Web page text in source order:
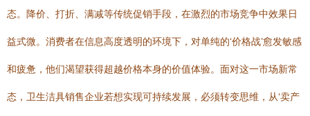
态。降价、打折、满减等传统促销手段，在激烈的市场竞争中效果日
益式微。消费者在信息高度透明的环境下，对单纯的‘价格战’愈发敏感
和疲惫，他们渴望获得超越价格本身的价值体验。面对这一市场新常
态，卫生洁具销售企业若想实现可持续发展，必须转变思维，从‘卖产